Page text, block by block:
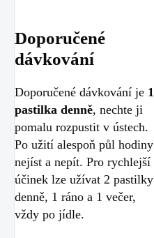
Doporučené
dávkování
Doporučené dávkování je 1
pastilka denně, nechte ji
pomalu rozpustit v ústech.
Po užití alespoň půl hodiny
nejíst a nepít. Pro rychlejší
účinek lze užívat 2 pastilky
denně, 1 ráno a 1 večer,
vždy po jídle.